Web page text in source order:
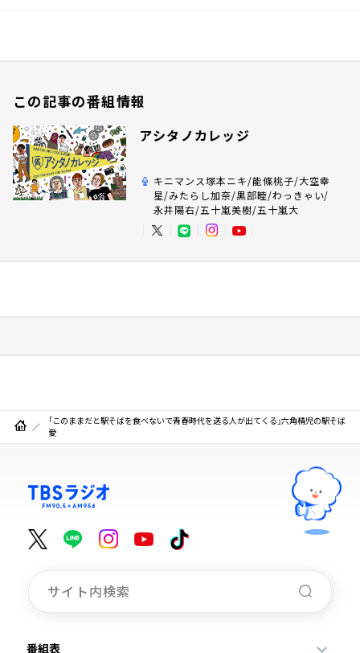
この記事の番組情報
アシタノカレッジ
キニマンス塚本ニキ/能條桃子/大空幸
星/みたらし加奈/黒部睦/わっきゃい/
永井陽右/五十嵐美樹/五十嵐大
「このままだと駅そばを食べないで青春時代を送る人が出てくる」六角精児の駅そば
愛
番組表